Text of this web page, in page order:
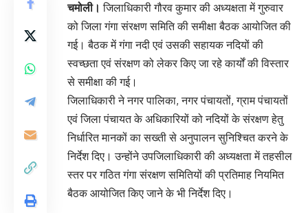
चमोली। जिलाधिकारी गौरव कुमार की अध्यक्षता में गुरुवार
को जिला गंगा संरक्षण समिति की समीक्षा बैठक आयोजित की
गई। बैठक में गंगा नदी एवं उसकी सहायक नदियों की
स्वच्छता एवं संरक्षण को लेकर किए जा रहे कार्यों की विस्तार
से समीक्षा की गई।
जिलाधिकारी ने नगर पालिका, नगर पंचायतों, ग्राम पंचायतों
एवं जिला पंचायत के अधिकारियों को नदियों के संरक्षण हेतु
निर्धारित मानकों का सख्ती से अनुपालन सुनिश्चित करने के
निर्देश दिए। उन्होंने उपजिलाधिकारी की अध्यक्षता में तहसील
स्तर पर गठित गंगा संरक्षण समितियों की प्रतिमाह नियमित
बैठक आयोजित किए जाने के भी निर्देश दिए।